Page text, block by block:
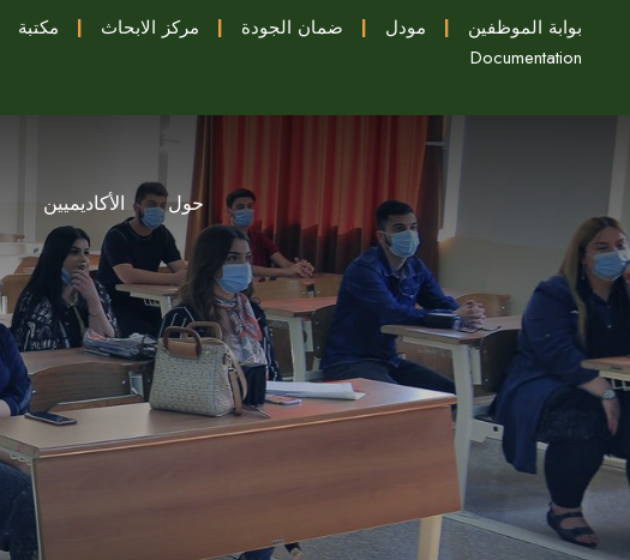
بوابة الموظفين | مودل | ضمان الجودة | مركز الابحاث | مكتبة
Documentation
حول الأكاديميين